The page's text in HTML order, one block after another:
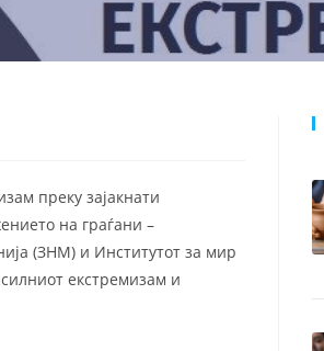
преку зајакнати
на граѓани –
(ЗНМ) и Институтот за мир
екстремизам и